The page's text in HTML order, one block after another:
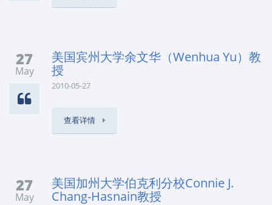
27
May
美国宾州大学余文华（Wenhua Yu）教
授
2010-05-27
查看详情
27
May
美国加州大学伯克利分校Connie J.
Chang-Hasnain教授